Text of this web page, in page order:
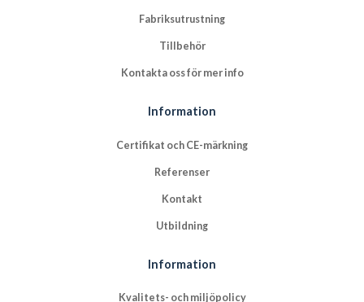
Fabriksutrustning
Tillbehör
Kontakta oss för mer info
Information
Certifikat och CE-märkning
Referenser
Kontakt
Utbildning
Information
Kvalitets- och miljöpolicy